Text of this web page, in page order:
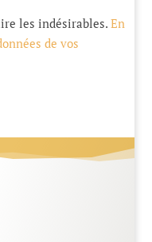
les indésirables.En
de vos